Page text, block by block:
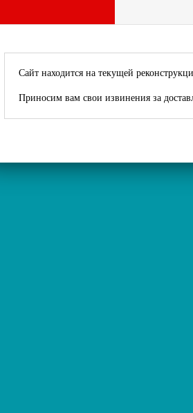
Сайт находится на текущей
Приносим вам свои извинения за